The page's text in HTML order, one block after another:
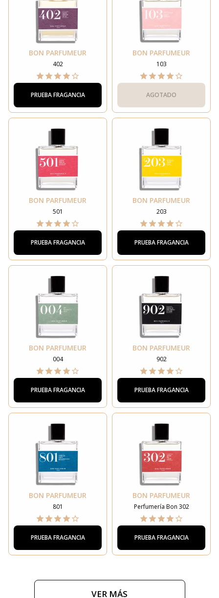
BON PARFUMEUR
402
PRUEBA FRAGANCIA
BON PARFUMEUR
103
AGOTADO
BON PARFUMEUR
501
PRUEBA FRAGANCIA
BON PARFUMEUR
203
PRUEBA FRAGANCIA
BON PARFUMEUR
004
PRUEBA FRAGANCIA
BON PARFUMEUR
902
PRUEBA FRAGANCIA
BON PARFUMEUR
801
PRUEBA FRAGANCIA
BON PARFUMEUR
Perfumería Bon 302
PRUEBA FRAGANCIA
VER MÁS